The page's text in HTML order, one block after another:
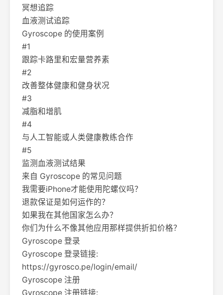
冥想追踪
血液测试追踪
Gyroscope 的使用案例
#1
跟踪卡路里和宏量营养素
#2
改善整体健康和健身状况
#3
减脂和增肌
#4
与人工智能或人类健康教练合作
#5
监测血液测试结果
来自 Gyroscope 的常见问题
我需要iPhone才能使用陀螺仪吗？
退款保证是如何运作的？
如果我在其他国家怎么办？
你们为什么不像其他应用那样提供折扣价格？
Gyroscope 登录
Gyroscope 登录链接:
https://gyrosco.pe/login/email/
Gyroscope 注册
Gyroscope 注册链接: